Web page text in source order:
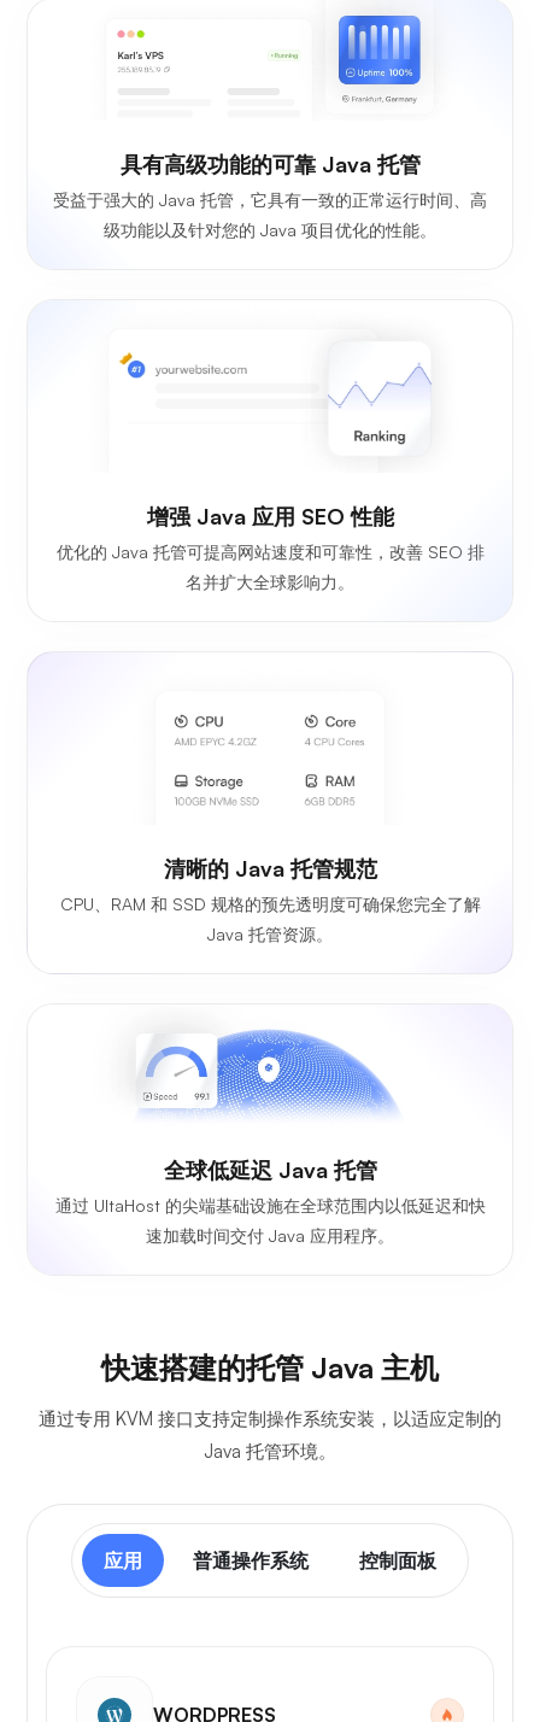
具有高级功能的可靠 Java 托管
受益于强大的 Java 托管，它具有一致的正常运行时间、高
级功能以及针对您的 Java 项目优化的性能。
增强 Java 应用 SEO 性能
优化的 Java 托管可提高网站速度和可靠性，改善 SEO 排
名并扩大全球影响力。
清晰的 Java 托管规范
CPU、RAM 和 SSD 规格的预先透明度可确保您完全了解
Java 托管资源。
全球低延迟 Java 托管
通过 UltaHost 的尖端基础设施在全球范围内以低延迟和快
速加载时间交付 Java 应用程序。
快速搭建的托管 Java 主机
通过专用 KVM 接口支持定制操作系统安装，以适应定制的
Java 托管环境。
应用 普通操作系统 控制面板
WORDPRESS